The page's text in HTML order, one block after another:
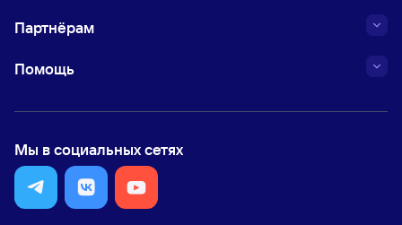
Партнёрам
Помощь
Мы в социальных сетях